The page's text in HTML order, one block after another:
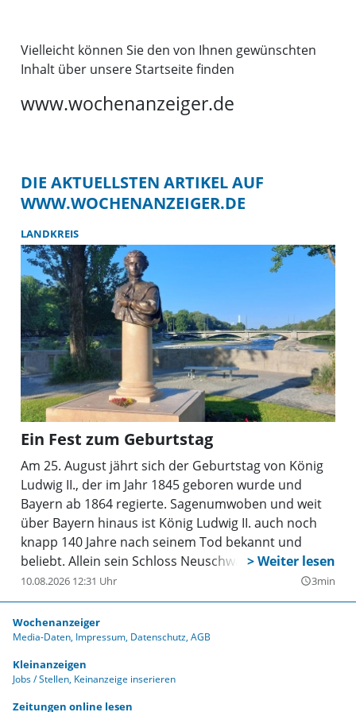
Vielleicht können Sie den von Ihnen gewünschten
Inhalt über unsere Startseite finden
www.wochenanzeiger.de
DIE AKTUELLSTEN ARTIKEL AUF
WWW.WOCHENANZEIGER.DE
LANDKREIS
Ein Fest zum Geburtstag
Am 25. August jährt sich der Geburtstag von König
Ludwig II., der im Jahr 1845 geboren wurde und
Bayern ab 1864 regierte. Sagenumwoben und weit
über Bayern hinaus ist König Ludwig II. auch noch
knapp 140 Jahre nach seinem Tod bekannt und
beliebt. Allein sein Schloss Neuschwanstein zieht
jährlich rund 1,4 Millionen Besucher weltweit an.
Walt Disney nahm Neuschwanstein gar zum Vorbild
für Cinderellas Schloss. Nicht nur seine Bauwerke
haben ihn weltberühmt gemacht, sondern auch sein
Hang zur Romantik und natürlich auch sein bis
heute mysteriöser Tod. Jedes Jahr findet auf Schloss
10.08.2026 12:31 Uhr query_builder3min
Wochenanzeiger
Media-Daten Impressum Datenschutz AGB
Kleinanzeigen
Jobs / Stellen Keinanzeige inserieren
Zeitungen online lesen